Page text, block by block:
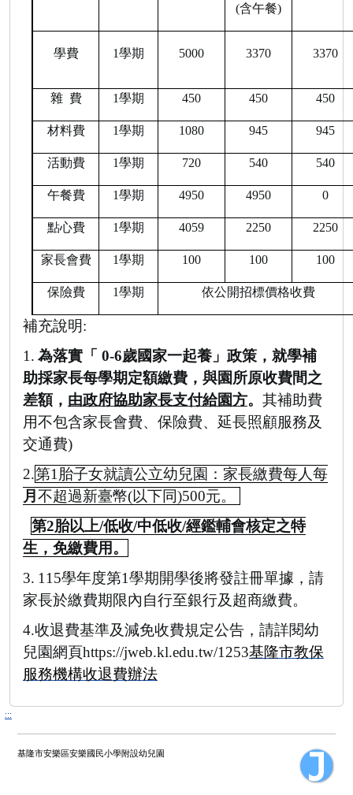
(含午餐)
學費 1學期 5000 3370 3370
雜 費 1學期 450 450 450
材料費 1學期 1080 945 945
活動費 1學期 720 540 540
午餐費 1學期 4950 4950 0
點心費 1學期 4059 2250 2250
家長會費 1學期 100 100 100
保險費 1學期 依公開招標價格收費
補充說明:
1. 為落實「 0-6歲國家一起養」政策，就學補
助採家長每學期定額繳費，與園所原收費間之
差額， 由政府協助家長支付給園方。 其補助費
用不包含家長會費、保險費、延長照顧服務及
交通費)
2.第1 胎子女就讀公立幼兒園：家長繳費每人每
月 不超過新臺幣(以下同)500元。
第2胎以上/低收/中低收/經鑑輔會核定之特
生，免繳費用。
3. 115學年度第1學期開學後將發註冊單據，請
家長於繳費期限內自行至銀行及超商繳費。
4.收退費基準及減免收費規定公告，請詳閱幼
兒園網頁https://jweb.kl.edu.tw/1253基隆市教保
服務機構收退費辦法
:::
基隆市安樂區安樂國民小學附設幼兒園